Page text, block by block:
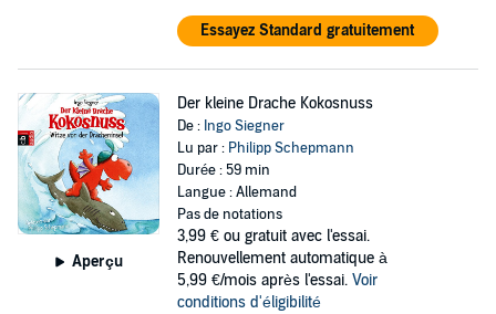
Essayez Standard gratuitement
Aperçu
Der kleine Drache Kokosnuss
De : Ingo Siegner
Lu par : Philipp Schepmann
Durée : 59 min
Langue : Allemand
Pas de notations
3,99 € ou gratuit avec l'essai.
Renouvellement automatique à
5,99 €/mois après l'essai. Voir
conditions d'éligibilité